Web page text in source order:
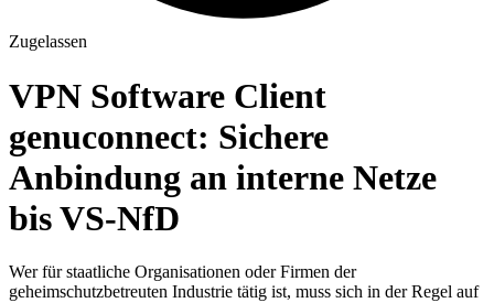
Zugelassen
VPN Software Client
genuconnect: Sichere
Anbindung an interne Netze
bis VS-NfD
Wer für staatliche Organisationen oder Firmen der
geheimschutzbetreuten Industrie tätig ist, muss sich in der Regel auf